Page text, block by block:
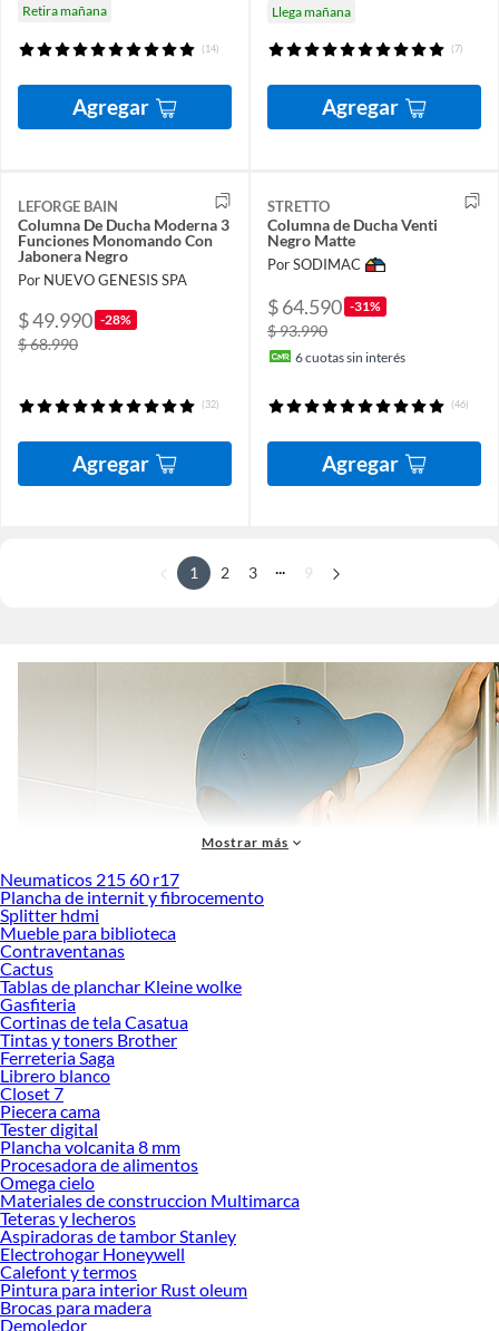
Retira mañana
(14)
Agregar
Llega mañana
(7)
Agregar
LEFORGE BAIN
Columna De Ducha Moderna 3
Funciones Monomando Con
Jabonera Negro
Por NUEVO GENESIS SPA
$ 49.990 -28%
$ 68.990
(32)
Agregar
STRETTO
Columna de Ducha Venti
Negro Matte
Por SODIMAC
$ 64.590 -31%
$ 93.990
6cuotas sin interés
(46)
Agregar
1 2 3 ... 9
Columna de ducha
Una columna de ducha es un sistema de ducha vertical que integra múltiples
funciones como rociador de lluvia, ducha de mano y jets de hidromasaje en una
sola unidad.
Ventajas de las columnas de ducha
Lascolumnas de duchason una excelente opción para transformar tu baño en
un espacio derelajación y comodidad
múltiples funciones en un solo dispositivo, permitiéndote disfrutar de una
experiencia de baño única.
Beneficios principales:
Mostrar más
Neumaticos 215 60 r17
Plancha de internit y fibrocemento
Splitter hdmi
Mueble para biblioteca
Contraventanas
Cactus
Tablas de planchar Kleine wolke
Gasfiteria
Cortinas de tela Casatua
Tintas y toners Brother
Ferreteria Saga
Librero blanco
Closet 7
Piecera cama
Tester digital
Plancha volcanita 8 mm
Procesadora de alimentos
Omega cielo
Materiales de construccion Multimarca
Teteras y lecheros
Aspiradoras de tambor Stanley
Electrohogar Honeywell
Calefont y termos
Pintura para interior Rust oleum
Brocas para madera
Demoledor